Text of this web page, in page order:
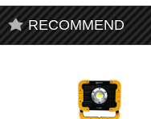
RECOMMEND